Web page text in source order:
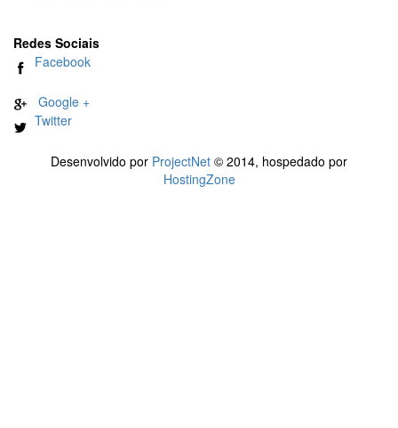
Redes Sociais
Facebook
Google +
Twitter
Desenvolvido por ProjectNet © 2014, hospedado por
HostingZone